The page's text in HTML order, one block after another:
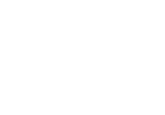
や場面の印象で語
すく、「きれい」